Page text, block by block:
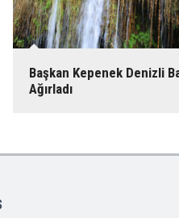
Başkan Kepenek Denizli
Ağırladı